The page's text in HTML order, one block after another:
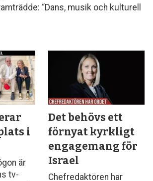
“Dans, musik och kulturell
i
är
tv-
Det behövs ett
förnyat kyrkligt
engagemang för
Israel
Chefredaktören har